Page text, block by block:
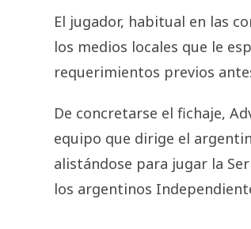
El jugador, habitual en las
los medios locales que le
requerimientos previos
De concretarse el fichaje,
equipo que dirige el
alistándose para jugar la
los argentinos